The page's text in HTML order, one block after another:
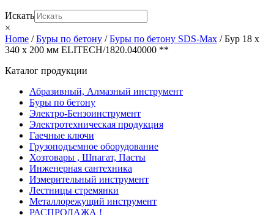
Искать
×
Home /Буры по бетону /Буры по бетону SDS-Max / Бур 18 х
340 х 200 мм ELITECH/1820.040000 **
Каталог продукции
Абразивный, Алмазный инструмент
Буры по бетону
Электро-Бензоинструмент
Электротехническая продукция
Гаечные ключи
Грузоподъемное оборудование
Хозтовары , Шпагат, Пасты
Инженерная сантехника
Измерительный инструмент
Лестницы стремянки
Металлорежущий инструмент
РАСПРОДАЖА !